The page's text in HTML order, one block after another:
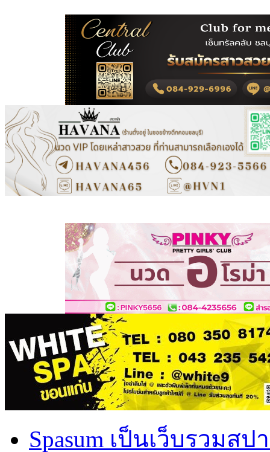
Spasum เป็นเว็บรวม